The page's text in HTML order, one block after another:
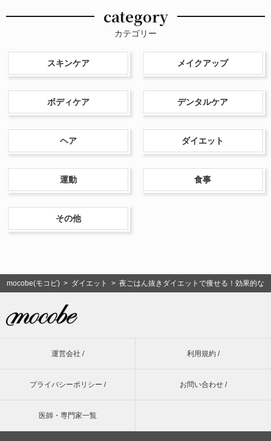
category
カテゴリー
スキンケア メイクアップ
ボディケア デンタルケア
ヘア ダイエット
運動 食事
その他
mocobe(モコビ) > ダイエット > 夜ごはん抜きダイエットで痩せる！効果的な
運営会社 / 利用規約 /
プライバシーポリシー / お問い合わせ /
医師・専門家一覧